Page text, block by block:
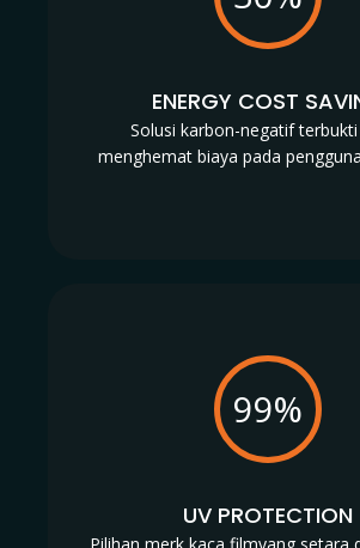
ENERGY COST
Solusi karbon-negatif
menghemat biaya pada
99%
UV PROTECTION